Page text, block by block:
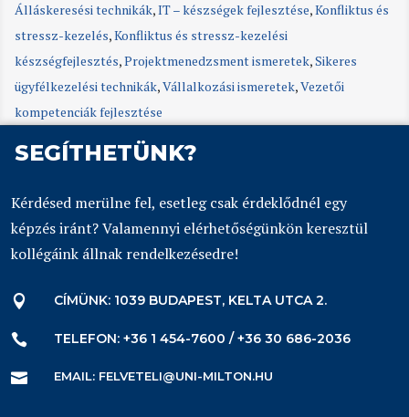
Álláskeresési technikák,IT – készségek fejlesztése,Konfliktus és
stressz-kezelés,Konfliktus és stressz-kezelési
készségfejlesztés,Projektmenedzsment ismeretek,Sikeres
ügyfélkezelési technikák,Vállalkozási ismeretek,Vezetői
kompetenciák fejlesztése
SEGÍTHETÜNK?
Kérdésed merülne fel, esetleg csak érdeklődnél egy
képzés iránt? Valamennyi elérhetőségünkön keresztül
kollégáink állnak rendelkezésedre!
 CÍMÜNK: 1039 BUDAPEST, KELTA UTCA 2.
 TELEFON: +36 1 454-7600 / +36 30 686-2036
 EMAIL: FELVETELI@UNI-MILTON.HU